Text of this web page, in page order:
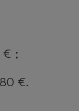
€ ;
€.